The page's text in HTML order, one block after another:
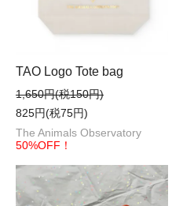
TAO Logo Tote bag
1,650円(税150円)
825円(税75円)
The Animals Observatory
50%OFF！